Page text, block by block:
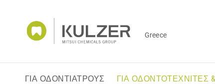
Greece
ΓΙΑ ΟΔΟΝΤΙΑΤΡΟΥΣ ΓΙΑ ΟΔΟΝΤΟΤΕΧΝΙΤΕΣ